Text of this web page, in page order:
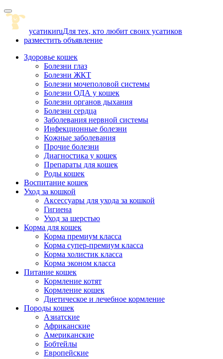
Skip
to
content
усатикиruДля тех, кто любит своих усатиков
разместить объявление
Здоровье кошек
Болезни глаз
Болезни ЖКТ
Болезни мочеполовой системы
Болезни ОДА у кошек
Болезни органов дыхания
Болезни сердца
Заболевания нервной системы
Инфекционные болезни
Кожные заболевания
Прочие болезни
Диагностика у кошек
Препараты для кошек
Роды кошек
Воспитание кошек
Уход за кошкой
Аксессуары для ухода за кошкой
Гигиена
Уход за шерстью
Корма для кошек
Корма премиум класса
Корма супер-премиум класса
Корма холистик класса
Корма эконом класса
Питание кошек
Кормление котят
Кормление кошек
Диетическое и лечебное кормление
Породы кошек
Азиатские
Африканские
Американские
Бобтейлы
Европейские